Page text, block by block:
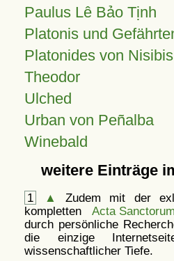
Paulus Lê Bảo Tịnh
Platonis und
Platonides von Nisibis
Theodor
Ulched
Urban von Peñalba
Winebald
weitere Einträge
1 ▲
Zudem mit der
kompletten Acta Sanctorum
durch persönliche
die einzige
wissenschaftlicher Tiefe.